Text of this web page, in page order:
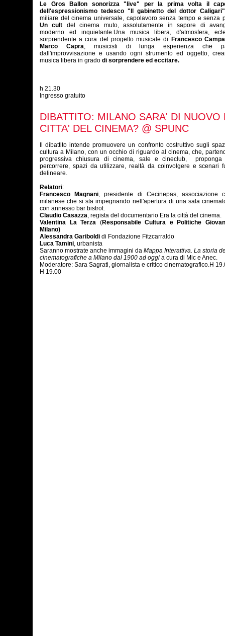
Le Gros Ballon sonorizza "live" per la prima volta il
dell'espressionismo tedesco "Il gabinetto del dottor Caligari"
miliare del cinema universale, capolavoro senza tempo e senza
Un cult del cinema muto, assolutamente in sapore di
moderno ed inquietante.Una musica libera, d'atmosfera,
sorprendente a cura del progetto musicale di
Francesco
Marco Capra, musicisti di lunga esperienza che
dall'improvvisazione e usando ogni strumento ed oggetto,
musica libera in grado di sorprendere ed eccitare.
h 21.30
Ingresso gratuito
DIBATTITO: MILANO SARA' DI NUOVO
CITTA' DEL CINEMA? @ SPUNC
Il dibattito intende promuovere un confronto costruttivo sugli
cultura a Milano, con un occhio di riguardo al cinema, che,
progressiva chiusura di cinema, sale e cineclub,
percorrere, spazi da utilizzare, realtà da coinvolgere e scenari
delineare.
Relatori:
Francesco Magnani, presidente di Cecinepas, associazione
milanese che si sta impegnando nell'apertura di una sala
con annesso bar bistrot.
Claudio Casazza, regista del documentario Era la città del cinema.
Valentina La Terza (Responsabile Cultura e Politiche
Milano)
Alessandra Gariboldi di Fondazione Fitzcarraldo
Luca Tamini, urbanista
Saranno mostrate anche immagini da Mappa Interattiva. La storia
cinematografiche a Milano dal 1900 ad oggi a cura di Mic e Anec.
Moderatore: Sara Sagrati, giornalista e critico cinematografico.H
H 19.00